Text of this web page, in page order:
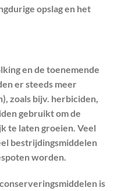
opslag en het
en de toenemende
er steeds meer
zoals bijv. herbiciden,
gebruikt om de
te laten groeien. Veel
bestrijdingsmiddelen
worden.
is